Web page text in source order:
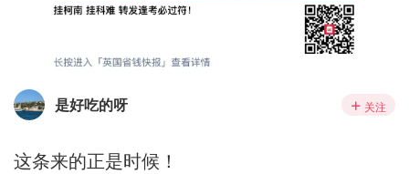
是好吃的呀 关注
这条来的正是时候！